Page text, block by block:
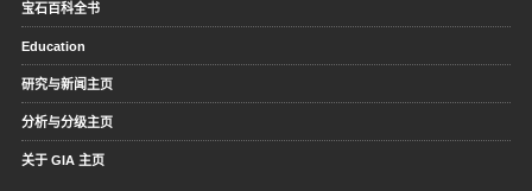
宝石百科全书
Education
研究与新闻主页
分析与分级主页
关于 GIA 主页